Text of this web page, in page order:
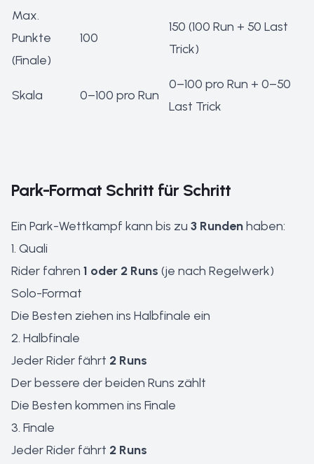
Max.
Punkte
(Finale)
100
150 (100 Run + 50 Last
Trick)
Skala 0–100 pro Run
0–100 pro Run + 0–50
Last Trick
Park-Format Schritt für Schritt
Ein Park-Wettkampf kann bis zu 3 Rundenhaben:
1. Quali
Rider fahren 1 oder 2 Runs (je nach Regelwerk)
Solo-Format
Die Besten ziehen ins Halbfinale ein
2. Halbfinale
Jeder Rider fährt 2 Runs
Der bessere der beiden Runs zählt
Die Besten kommen ins Finale
3. Finale
Jeder Rider fährt 2 Runs